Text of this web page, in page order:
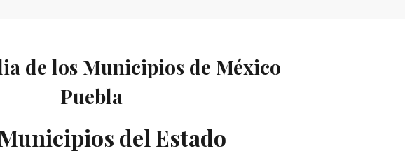
de los Municipios de México
Puebla
del Estado